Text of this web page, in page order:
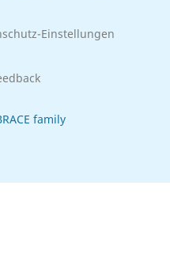
Einstellungen
family